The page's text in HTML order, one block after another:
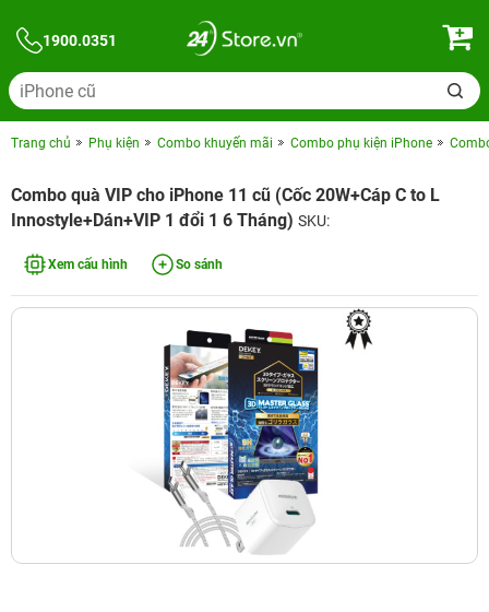
1900.0351
Trang chủ Phụ kiện Combo khuyến mãi Combo phụ kiện iPhone
Combo quà VIP cho iPhone 11 cũ (Cốc 20W+Cáp C to L
Innostyle+Dán+VIP 1 đổi 1 6 Tháng) SKU:
Xem cấu hình So sánh